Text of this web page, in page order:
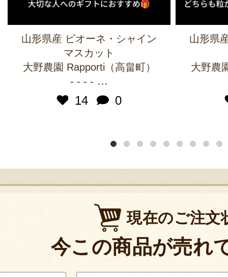
山形県産 ピオーネ・シャイン
マスカット
大野農園 Rapporti（高畠町）
- - - - ...
14
0
山形県
大野農
現在のご注文
今この商品が売れ